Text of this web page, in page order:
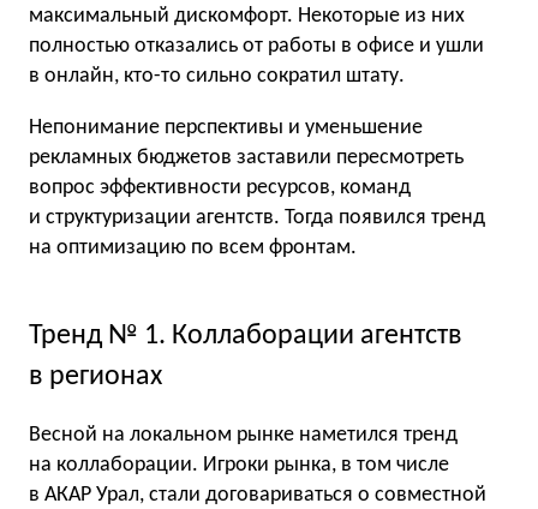
максимальный дискомфорт. Некоторые из них
полностью отказались от работы в офисе и ушли
в онлайн, кто-то сильно сократил штату.
Непонимание перспективы и уменьшение
рекламных бюджетов заставили пересмотреть
вопрос эффективности ресурсов, команд
и структуризации агентств. Тогда появился тренд
на оптимизацию по всем фронтам.
Тренд № 1. Коллаборации агентств
в регионах
Весной на локальном рынке наметился тренд
на коллаборации. Игроки рынка, в том числе
в АКАР Урал, стали договариваться о совместной